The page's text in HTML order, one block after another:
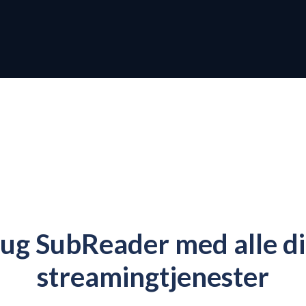
SubReader med alle
streamingtjenester